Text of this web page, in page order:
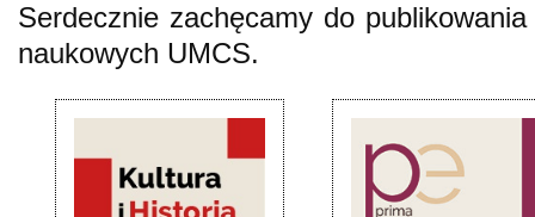
Serdecznie zachęcamy do
naukowych UMCS.